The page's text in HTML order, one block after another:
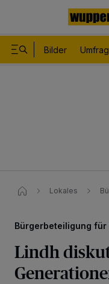
Bilder
Lokales
Bürgerbeteiligung für
Lindh